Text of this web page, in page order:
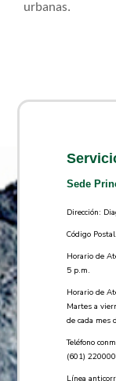
urbanas.
Sede
Dirección:
Código
Horario de
5 p.m.
Horario de
Martes a
de cada mes
Teléfono
(601)
Línea